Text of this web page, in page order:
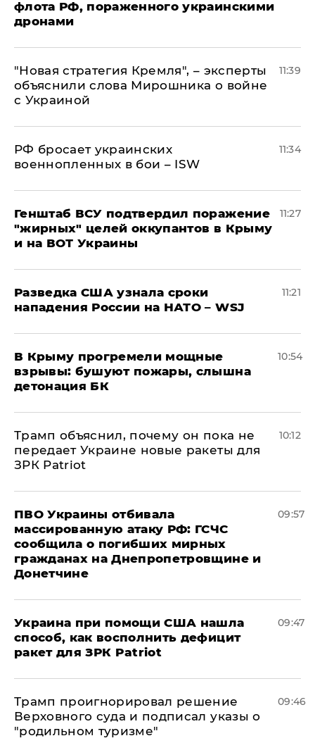
флота РФ, пораженного украинскими
дронами
"Новая стратегия Кремля", – эксперты
объяснили слова Мирошника о войне
с Украиной
11:39
РФ бросает украинских
военнопленных в бои – ISW
11:34
Генштаб ВСУ подтвердил поражение
"жирных" целей оккупантов в Крыму
и на ВОТ Украины
11:27
Разведка США узнала сроки
нападения России на НАТО – WSJ
11:21
В Крыму прогремели мощные
взрывы: бушуют пожары, слышна
детонация БК
10:54
Трамп объяснил, почему он пока не
передает Украине новые ракеты для
ЗРК Patriot
10:12
ПВО Украины отбивала
массированную атаку РФ: ГСЧС
сообщила о погибших мирных
гражданах на Днепропетровщине и
Донетчине
09:57
Украина при помощи США нашла
способ, как восполнить дефицит
ракет для ЗРК Patriot
09:47
Трамп проигнорировал решение
Верховного суда и подписал указы о
"родильном туризме"
09:46